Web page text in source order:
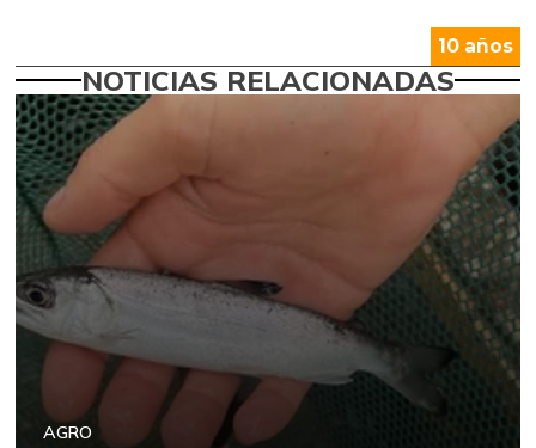
10 años
NOTICIAS RELACIONADAS
AGRO